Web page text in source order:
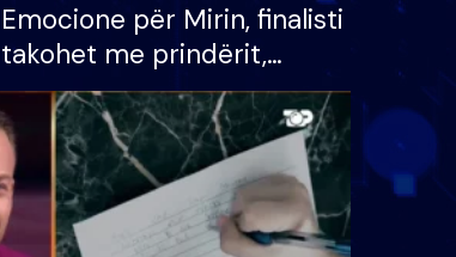
Emocione për Mirin, finalisti
takohet me prindërit,
vajzën dhe bashkëshorten:
S’kemi ndonjë letër divorci
apo jo?